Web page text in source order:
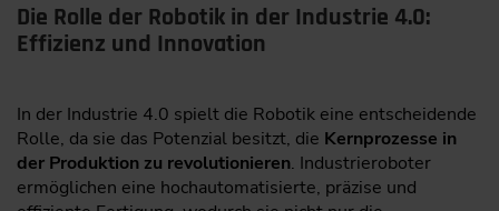
Die Rolle der Robotik in der Industrie 4.0:
Effizienz und Innovation
In der Industrie 4.0 spielt die Robotik eine entscheidende
Rolle, da sie das Potenzial besitzt, die Kernprozesse in
der Produktion zu revolutionieren. Industrieroboter
ermöglichen eine hochautomatisierte, präzise und